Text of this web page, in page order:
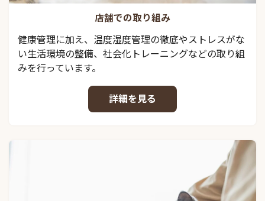
店舗での取り組み
健康管理に加え、温度湿度管理の徹底やストレスがな
い生活環境の整備、社会化トレーニングなどの取り組
みを行っています。
詳細を見る